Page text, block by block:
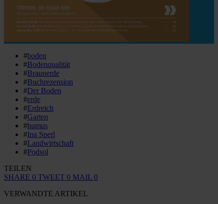
#boden
#Bodenqualität
#Braunerde
#Buchrezension
#Der Boden
#erde
#Erdreich
#Garten
#humus
#Ina Sperl
#Landwirtschaft
#Podsol
TEILEN
SHARE 0 TWEET 0 MAIL 0
VERWANDTE ARTIKEL